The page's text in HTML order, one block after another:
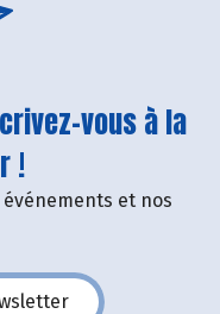
vous à la
!
et nos